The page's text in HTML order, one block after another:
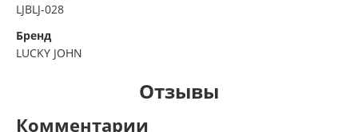
LJBLJ-028
Бренд
LUCKY JOHN
Отзывы
Комментарии